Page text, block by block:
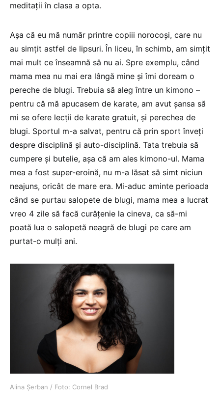
meditații în clasa a opta.
Așa că eu mă număr printre copiii norocoși, care nu
au simțit astfel de lipsuri. În liceu, în schimb, am simțit
mai mult ce înseamnă să nu ai. Spre exemplu, când
mama mea nu mai era lângă mine și îmi doream o
pereche de blugi. Trebuia să aleg între un kimono –
pentru că mă apucasem de karate, am avut șansa să
mi se ofere lecții de karate gratuit, și perechea de
blugi. Sportul m-a salvat, pentru că prin sport înveți
despre disciplină și auto-disciplină. Tata trebuia să
cumpere și butelie, așa că am ales kimono-ul. Mama
mea a fost super-eroină, nu m-a lăsat să simt niciun
neajuns, oricât de mare era. Mi-aduc aminte perioada
când se purtau salopete de blugi, mama mea a lucrat
vreo 4 zile să facă curățenie la cineva, ca să-mi
poată lua o salopetă neagră de blugi pe care am
purtat-o mulți ani.
Alina Șerban / Foto: Cornel Brad